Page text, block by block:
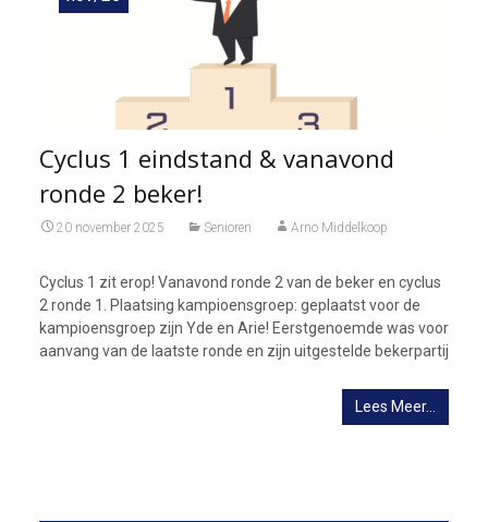
Cyclus 1 eindstand & vanavond
ronde 2 beker!
20 november 2025 Senioren Arno Middelkoop
Cyclus 1 zit erop! Vanavond ronde 2 van de beker en cyclus
2 ronde 1. Plaatsing kampioensgroep: geplaatst voor de
kampioensgroep zijn Yde en Arie! Eerstgenoemde was voor
aanvang van de laatste ronde en zijn uitgestelde bekerpartij
Lees Meer…